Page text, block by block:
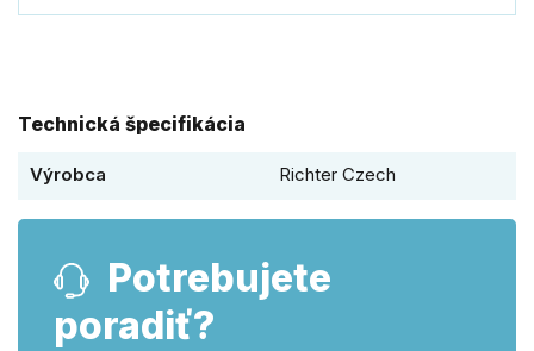
Technická špecifikácia
Výrobca Richter Czech
Potrebujete
poradiť?